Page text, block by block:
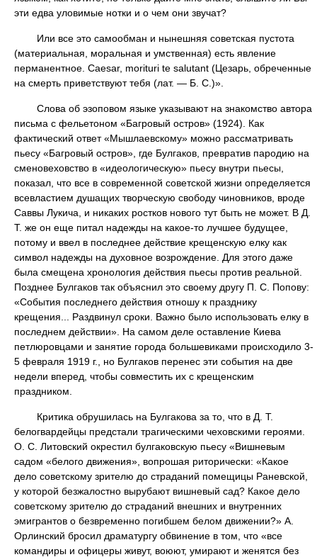
эти едва уловимые нотки и о чем они звучат?
Или все это самообман и нынешняя советская пустота
(материальная, моральная и умственная) есть явление
перманентное. Caesar, morituri te salutant (Цезарь, обреченные
на смерть приветствуют тебя (лат. — Б. С.)».
Слова об эзоповом языке указывают на знакомство автора
письма с фельетоном «Багровый остров» (1924). Как
фактический ответ «Мышлаевскому» можно рассматривать
пьесу «Багровый остров», где Булгаков, превратив пародию на
сменовеховство в «идеологическую» пьесу внутри пьесы,
показал, что все в современной советской жизни определяется
всевластием душащих творческую свободу чиновников, вроде
Саввы Лукича, и никаких ростков нового тут быть не может. В Д.
Т. же он еще питал надежды на какое-то лучшее будущее,
потому и ввел в последнее действие крещенскую елку как
символ надежды на духовное возрождение. Для этого даже
была смещена хронология действия пьесы против реальной.
Позднее Булгаков так объяснил это своему другу П. С. Попову:
«События последнего действия отношу к празднику
крещения... Раздвинул сроки. Важно было использовать елку в
последнем действии». На самом деле оставление Киева
петлюровцами и занятие города большевиками происходило 3-
5 февраля 1919 г., но Булгаков перенес эти события на две
недели вперед, чтобы совместить их с крещенским
праздником.
Критика обрушилась на Булгакова за то, что в Д. Т.
белогвардейцы предстали трагическими чеховскими героями.
О. С. Литовский окрестил булгаковскую пьесу «Вишневым
садом «белого движения», вопрошая риторически: «Какое
дело советскому зрителю до страданий помещицы Раневской,
у которой безжалостно вырубают вишневый сад? Какое дело
советскому зрителю до страданий внешних и внутренних
эмигрантов о безвременно погибшем белом движении?» А.
Орлинский бросил драматургу обвинение в том, что «все
командиры и офицеры живут, воюют, умирают и женятся без